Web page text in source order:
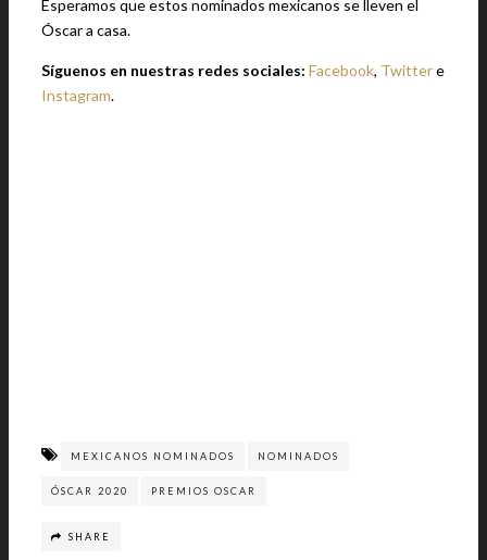
Esperamos que estos nominados mexicanos se lleven el
Óscar a casa.
Síguenos en nuestras redes sociales: Facebook, Twittere
Instagram.
MEXICANOS NOMINADOS NOMINADOS
ÓSCAR 2020 PREMIOS OSCAR
SHARE